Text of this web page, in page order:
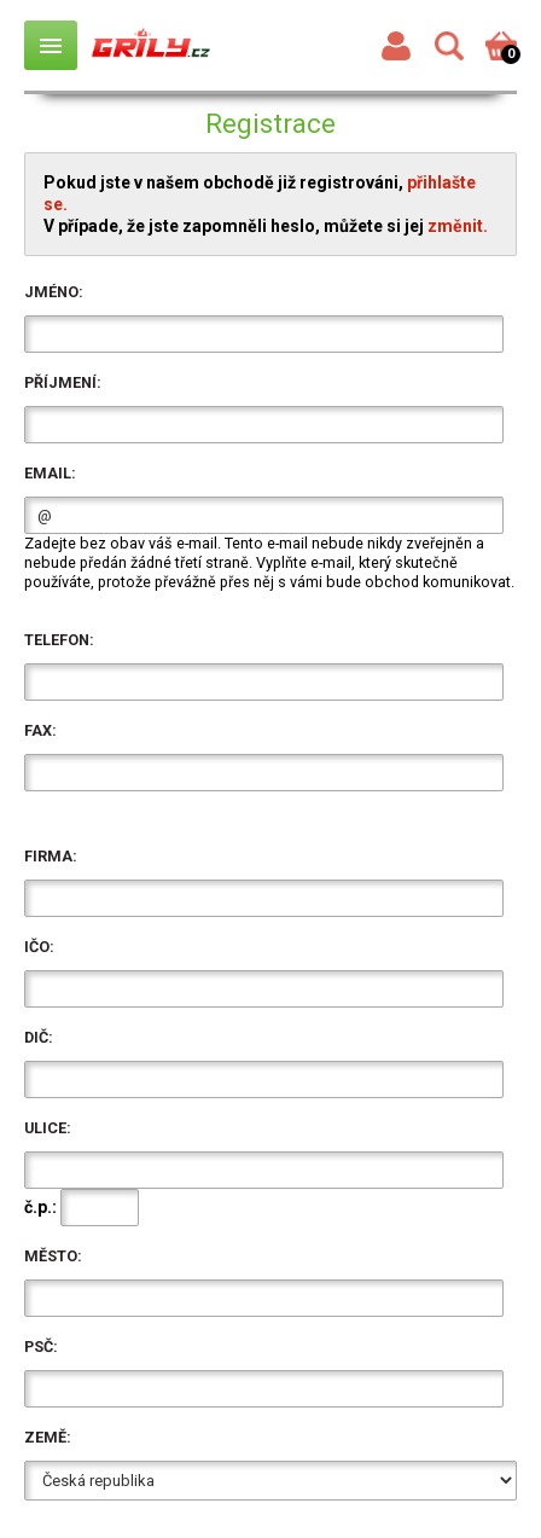
0
menu
Registrace
Pokud jste v našem obchodě již registrováni, přihlašte
se.
V případe, že jste zapomněli heslo, můžete si jej změnit.
JMÉNO:
PŘÍJMENÍ:
EMAIL:
Zadejte bez obav váš e-mail. Tento e-mail nebude nikdy zveřejněn a
nebude předán žádné třetí straně. Vyplňte e-mail, který skutečně
používáte, protože převážně přes něj s vámi bude obchod komunikovat.
TELEFON:
FAX:
FIRMA:
IČO:
DIČ:
ULICE:
č.p.:
MĚSTO:
PSČ:
ZEMĚ: